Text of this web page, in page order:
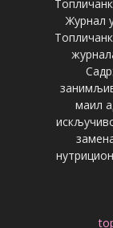
Журнал
маил